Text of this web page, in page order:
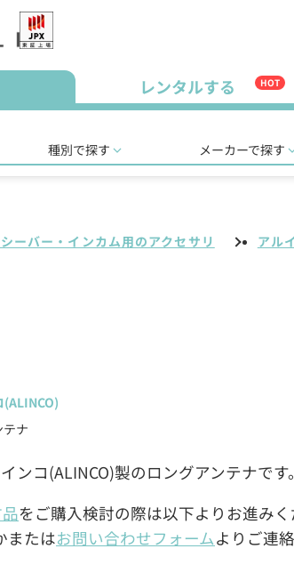
レンタルする HOT
種別で探す メーカーで探す
ーバー・インカム用のアクセサリ アル
(ALINCO)
テナ
ンコ(ALINCO)製のロングアンテナです。
をご購入検討の際は以下よりお進み
またはお問い合わせフォームよりご連